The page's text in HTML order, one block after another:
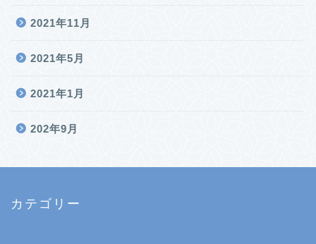
2021年11月
2021年5月
2021年1月
202年9月
カテゴリー